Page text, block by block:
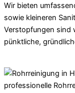
Wir bieten
sowie kleineren
Verstopfungen sind
pünktliche,